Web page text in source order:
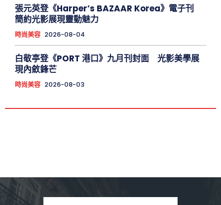
張元英登《Harper’s BAZAAR Korea》電子刊
簡約光影展現靈動魅力
時尚美容 2026-08-04
白敬亭登《PORT 港口》九月刊封面 光影美學展
現內斂鋒芒
時尚美容 2026-08-03